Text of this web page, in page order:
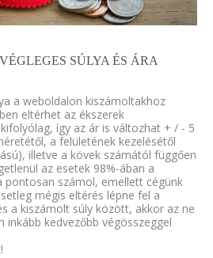
SÚLYA ÉS ÁRA
a weboldalon kiszámoltakhoz
eltérhet az ékszerek
így az ár is változhat + / - 5
a felületének kezelésétől
illetve a kövek számától függően
az esetek 98%-ában a
pontosan számol, emellett cégünk
mégis eltérés lépne fel a
a kiszámolt súly között, akkor az ne
kedvezőbb végösszeggel